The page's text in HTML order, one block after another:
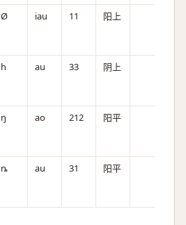
Ø iau 11 阳上
h au 33 阴上
ŋ ao 212 阳平
ȵ au 31 阳平